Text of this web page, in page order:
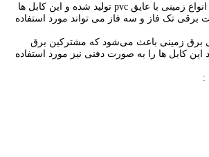
کابل آلومینیوم مسین در انواع زمینی با عایق pvc تولید شده و این کابل ها
برقی تک فاز و سه فاز می تواند مورد استفاده
برق زمینی باعث می‌شود که مشترکین برق
این کابل ها را به صورت دفنی نیز مورد استفاده
: